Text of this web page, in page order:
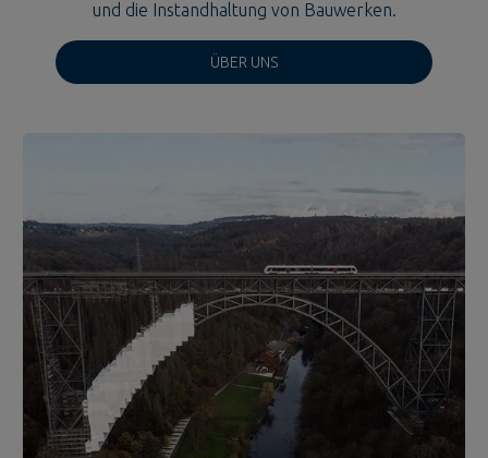
und die Instandhaltung von Bauwerken.
ÜBER UNS